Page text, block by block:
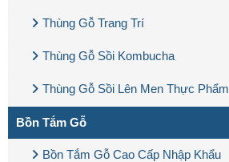
Thùng Gỗ Trang Trí
Thùng Gỗ Sồi Kombucha
Thùng Gỗ Sồi Lên Men Thực Phẩm
Bồn Tắm Gỗ
Bồn Tắm Gỗ Cao Cấp Nhập Khẩu